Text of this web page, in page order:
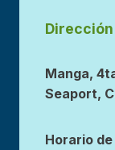
Manga,
Seaport,
Horario